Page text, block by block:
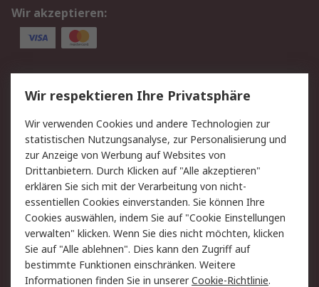
Wir akzeptieren:
Service
Value Added Services
Lieferlösungen
Rücksendung/Entsorgung Kontakt
Hilfe
Rechtliches
RS Verkaufs- und
Lieferbedingungen
Datenschutz
Cookie-Richtlinie
Zahlungsbedingungen
Impressum
Webseite Konditionen
Wir respektieren Ihre Privatsphäre
Wir verwenden Cookies und andere Technologien zur
statistischen Nutzungsanalyse, zur Personalisierung und
zur Anzeige von Werbung auf Websites von
Drittanbietern. Durch Klicken auf "Alle akzeptieren"
erklären Sie sich mit der Verarbeitung von nicht-
essentiellen Cookies einverstanden. Sie können Ihre
Cookies auswählen, indem Sie auf "Cookie Einstellungen
verwalten" klicken. Wenn Sie dies nicht möchten, klicken
Sie auf "Alle ablehnen". Dies kann den Zugriff auf
bestimmte Funktionen einschränken. Weitere
Informationen finden Sie in unsererCookie-Richtlinie.